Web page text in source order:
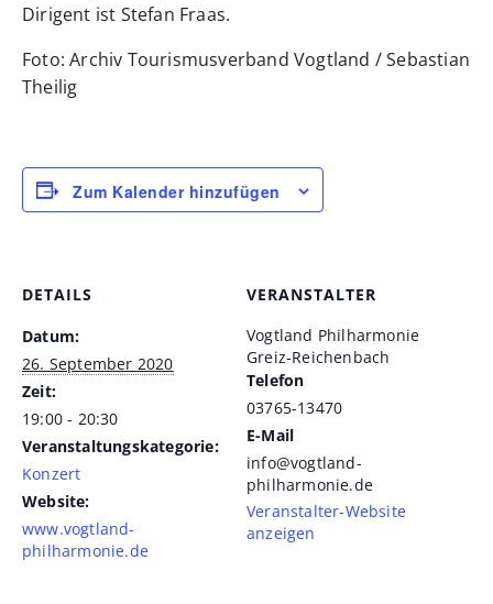
Dirigent ist Stefan Fraas.
Foto: Archiv Tourismusverband Vogtland / Sebastian
Theilig
Zum Kalender hinzufügen
DETAILS
Datum:
26. September 2020
Zeit:
19:00 - 20:30
Veranstaltungskategorie:
Konzert
Website:
www.vogtland-
philharmonie.de
VERANSTALTER
Vogtland Philharmonie
Greiz-Reichenbach
Telefon
03765-13470
E-Mail
info@vogtland-
philharmonie.de
Veranstalter-Website
anzeigen